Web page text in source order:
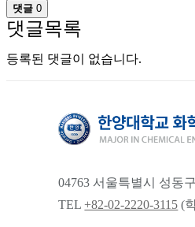
댓글 0
댓글목록
등록된 댓글이 없습니다.
04763 서울특별시 성동
TEL+82-02-2220-3115 (